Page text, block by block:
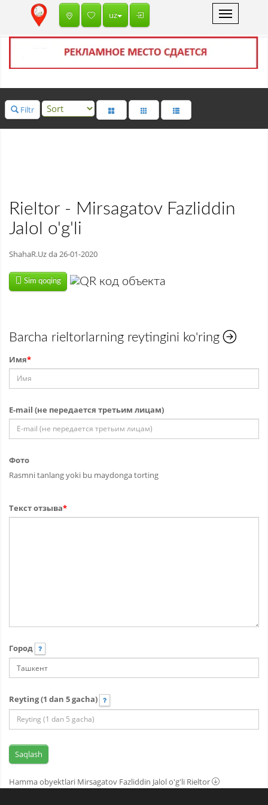
Toggle
navigation
uz
Filtr
Rieltor - Mirsagatov Fazliddin
Jalol o'g'li
ShahaR.Uz da 26-01-2020
Sim qoqing
Barcha rieltorlarning reytingini ko'ring
Имя*
E-mail (не передается третьим лицам)
Фото
Rasmni tanlang yoki bu maydonga torting
Текст отзыва*
Город
Reyting (1 dan 5 gacha)
Hamma obyektlari Mirsagatov Fazliddin Jalol o'g'li Rieltor